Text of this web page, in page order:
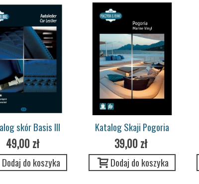
skór Basis III
49,00 zł
Dodaj do koszyka
Katalog Skaji Pogoria
39,00 zł
Dodaj do koszyka